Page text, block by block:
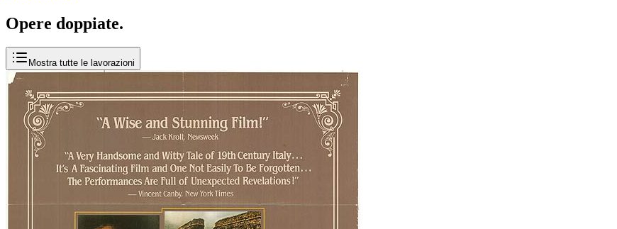
Opere doppiate.
Mostra tutte le lavorazioni